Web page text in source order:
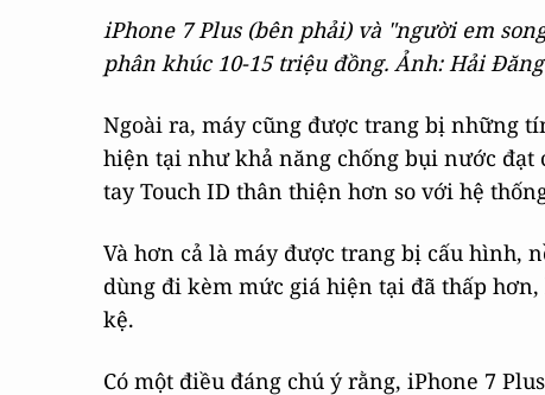
iPhone 7 Plus (bên phải) và "người em
phân khúc 10-15 triệu đồng. Ảnh: Hải Đăng
Ngoài ra, máy cũng được trang bị những
hiện tại như khả năng chống bụi nước đạt
tay Touch ID thân thiện hơn so với hệ
Và hơn cả là máy được trang bị cấu hình,
dùng đi kèm mức giá hiện tại đã thấp
kệ.
Có một điều đáng chú ý rằng, iPhone 7